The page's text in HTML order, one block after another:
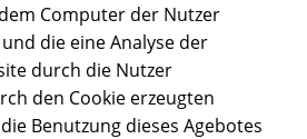
Computer der Nutzer
die eine Analyse der
durch die Nutzer
den Cookie erzeugten
Benutzung dieses Agebotes